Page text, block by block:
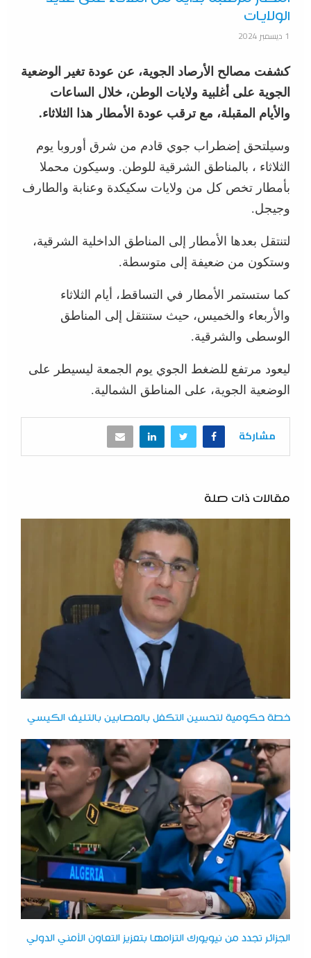
الولايات
1 ديسمبر 2024
كشفت مصالح الأرصاد الجوية، عن عودة تغير الوضعية
الجوية على أغلبية ولايات الوطن، خلال الساعات
والأيام المقبلة، مع ترقب عودة الأمطار هذا الثلاثاء.
وسيلتحق إضطراب جوي قادم من شرق أوروبا يوم
الثلاثاء ، بالمناطق الشرقية للوطن. وسيكون محملا
بأمطار تخص كل من ولايات سكيكدة وعنابة والطارف
وجيجل.
لتنتقل بعدها الأمطار إلى المناطق الداخلية الشرقية،
وستكون من ضعيفة إلى متوسطة.
كما ستستمر الأمطار في التساقط، أيام الثلاثاء
والأربعاء والخميس، حيث ستنتقل إلى المناطق
الوسطى والشرقية.
ليعود مرتفع للضغط الجوي يوم الجمعة ليسيطر على
الوضعية الجوية، على المناطق الشمالية.
مشاركة
مقالات ذات صلة
خطة حكومية لتحسين التكفل بالمصابين بالتليف الكيسي
الجزائر تجدد من نيويورك التزامها بتعزيز التعاون الأمني الدولي